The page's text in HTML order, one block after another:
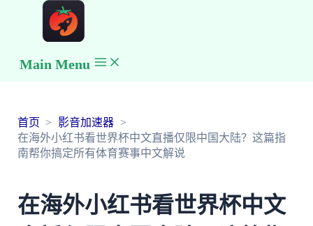
Main Menu
首页
影音加速器
在海外小红书看世界杯中文直播仅限中国大陆？这篇指
南帮你搞定所有体育赛事中文解说
在海外小红书看世界杯中文